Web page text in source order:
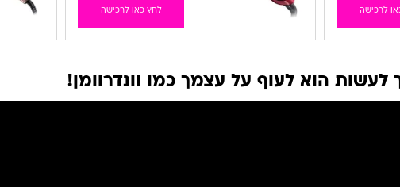
לרכישה לחץ כאן לרכישה
הוא לעוף על עצמך כמו וונדרוומן!